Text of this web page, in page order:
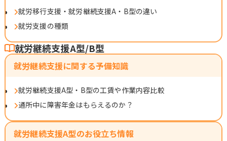
就労移行支援・就労継続支援A・B型の違い
就労支援の種類
就労継続支援A型/B型
就労継続支援に関する予備知識
就労継続支援A型・B型の工賃や作業内容比較
通所中に障害年金はもらえるのか？
就労継続支援A型のお役立ち情報